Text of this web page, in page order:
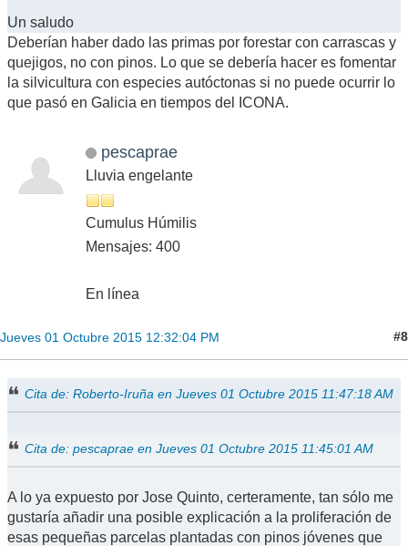
Un saludo
Deberían haber dado las primas por forestar con carrascas y
quejigos, no con pinos. Lo que se debería hacer es fomentar
la silvicultura con especies autóctonas si no puede ocurrir lo
que pasó en Galicia en tiempos del ICONA.
pescaprae
Lluvia engelante
Cumulus Húmilis
Mensajes: 400
En línea
Jueves 01 Octubre 2015 12:32:04 PM #8
Cita de: Roberto-Iruña en Jueves 01 Octubre 2015 11:47:18 AM
Cita de: pescaprae en Jueves 01 Octubre 2015 11:45:01 AM
A lo ya expuesto por Jose Quinto, certeramente, tan sólo me
gustaría añadir una posible explicación a la proliferación de
esas pequeñas parcelas plantadas con pinos jóvenes que